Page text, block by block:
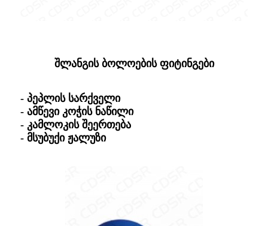
შლანგის ბოლოების ფიტინგები
- პეპლის სარქველი
- ამწევი კოჭის ნაწილი
- კამლოკის შეერთება
- მსუბუქი ჟალუზი